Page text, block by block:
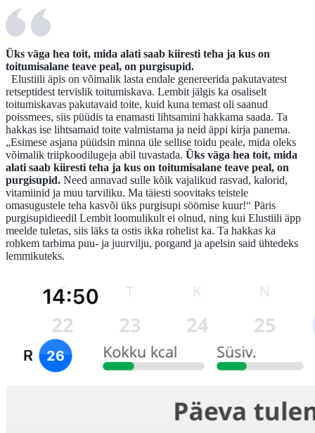
Üks väga hea toit, mida alati saab kiiresti teha ja kus on
toitumisalane teave peal, on purgisupid.
Elustiili äpis on võimalik lasta endale genereerida pakutavatest
retseptidest tervislik toitumiskava. Lembit jälgis ka osaliselt
toitumiskavas pakutavaid toite, kuid kuna temast oli saanud
poissmees, siis püüdis ta enamasti lihtsamini hakkama saada. Ta
hakkas ise lihtsamaid toite valmistama ja neid äppi kirja panema.
„Esimese asjana püüdsin minna üle sellise toidu peale, mida oleks
võimalik triipkoodilugeja abil tuvastada. Üks väga hea toit, mida
alati saab kiiresti teha ja kus on toitumisalane teave peal, on
purgisupid. Need annavad sulle kõik vajalikud rasvad, kalorid,
vitamiinid ja muu tarviliku. Ma täiesti soovitaks teistele
omasugustele teha kasvõi üks purgisupi söömise kuur!“ Päris
purgisupidieedil Lembit loomulikult ei olnud, ning kui Elustiili äpp
meelde tuletas, siis läks ta ostis ikka rohelist ka. Ta hakkas ka
rohkem tarbima puu- ja juurvilju, porgand ja apelsin said ühtedeks
lemmikuteks.